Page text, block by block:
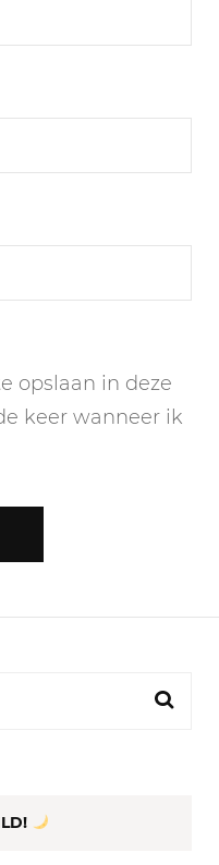
opslaan in deze
keer wanneer ik